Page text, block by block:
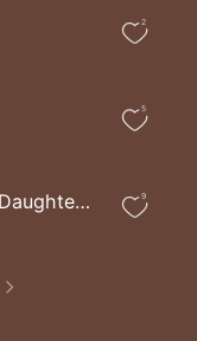
2
5
É Isso Aí (The Blower's Daughter) (Ao Vivo) 9